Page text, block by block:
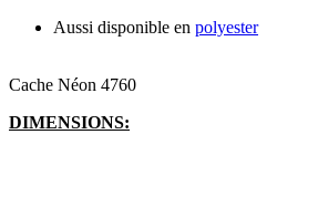
Aussi disponible en polyester
Cache Néon 4760
DIMENSIONS: